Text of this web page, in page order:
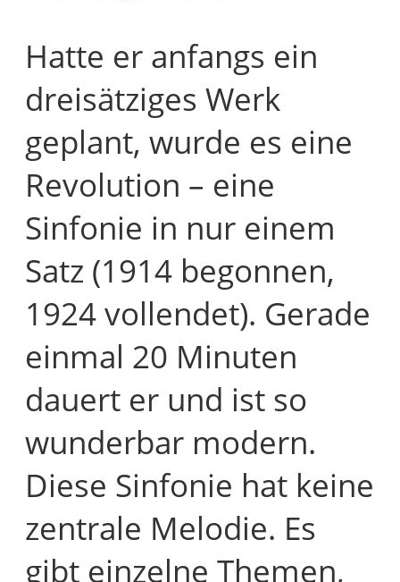
Hatte er anfangs ein
dreisätziges Werk
geplant, wurde es eine
Revolution – eine
Sinfonie in nur einem
Satz (1914 begonnen,
1924 vollendet). Gerade
einmal 20 Minuten
dauert er und ist so
wunderbar modern.
Diese Sinfonie hat keine
zentrale Melodie. Es
gibt einzelne Themen,